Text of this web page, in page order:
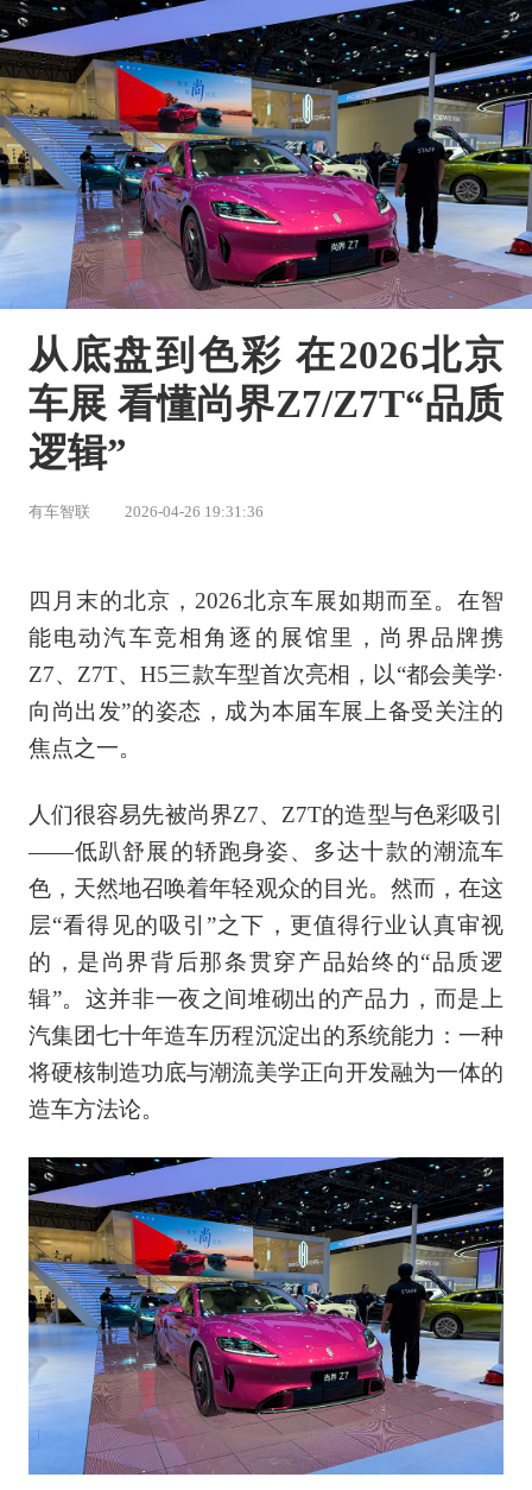
从底盘到色彩 在2026北京
车展 看懂尚界Z7/Z7T“品质
逻辑”
有车智联 2026-04-26 19:31:36
四月末的北京，2026北京车展如期而至。在智
能电动汽车竞相角逐的展馆里，尚界品牌携
Z7、Z7T、H5三款车型首次亮相，以“都会美学·
向尚出发”的姿态，成为本届车展上备受关注的
焦点之一。
人们很容易先被尚界Z7、Z7T的造型与色彩吸引
——低趴舒展的轿跑身姿、多达十款的潮流车
色，天然地召唤着年轻观众的目光。然而，在这
层“看得见的吸引”之下，更值得行业认真审视
的，是尚界背后那条贯穿产品始终的“品质逻
辑”。这并非一夜之间堆砌出的产品力，而是上
汽集团七十年造车历程沉淀出的系统能力：一种
将硬核制造功底与潮流美学正向开发融为一体的
造车方法论。